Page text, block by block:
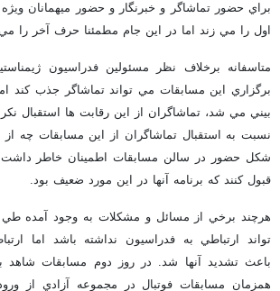
براي حضور تماشاگر و خبرنگار و حضور ميهمانان
اول را مي زند اما در اين جام مطمئنا حرف آخر را
متاسفانه برخلاف نظر مسئولين فدراسيون
برگزاري اين مسابقات مي تواند تماشاگر جذب كند
بيني مي شد، تماشاگران از اين رقابت ها استقبال
نسبت به استقبال تماشاگران از اين مسابقات چه از
شكل حضور در سالن مسابقات اطمينان خاطر داشت .
قبول كنند كه برنامه آنها در اين مورد ضعيف بود.
هرچند برخي از مسائل و مشكلات به وجود آمده
تواند ارتباطي به فدراسيون نداشته باشد اما
باعث تشديد آنها شد. در روز دوم مسابقات شاهد
همزمان مسابقات فوتبال در مجموعه آزادي از